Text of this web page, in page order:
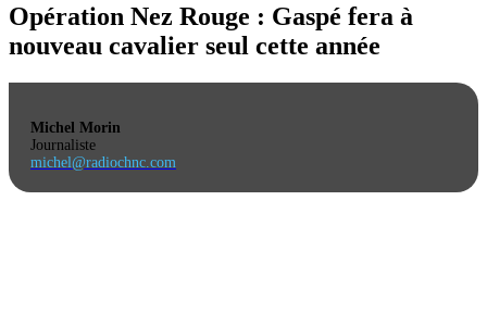
Opération Nez Rouge : Gaspé fera à
nouveau cavalier seul cette année
Michel Morin
Journaliste
michel@radiochnc.com